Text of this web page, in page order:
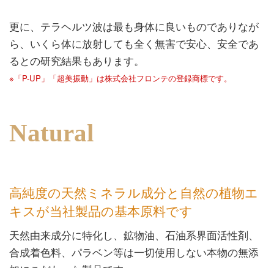
更に、テラヘルツ波は最も身体に良いものでありなが
ら、いくら体に放射しても全く無害で安心、安全であ
るとの研究結果もあります。
※「P-UP」「超美振動」は株式会社フロンテの登録商標です。
Natural
高純度の天然ミネラル成分と自然の植物エ
キスが当社製品の基本原料です
天然由来成分に特化し、鉱物油、石油系界面活性剤、
合成着色料、パラベン等は一切使用しない本物の無添